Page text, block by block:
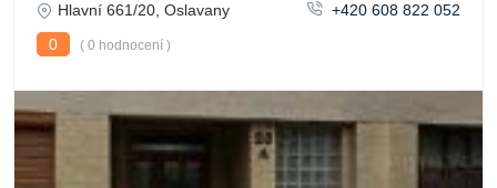
Hlavní 661/20, Oslavany
+420 608 822 052
0
( 0 hodnocení )